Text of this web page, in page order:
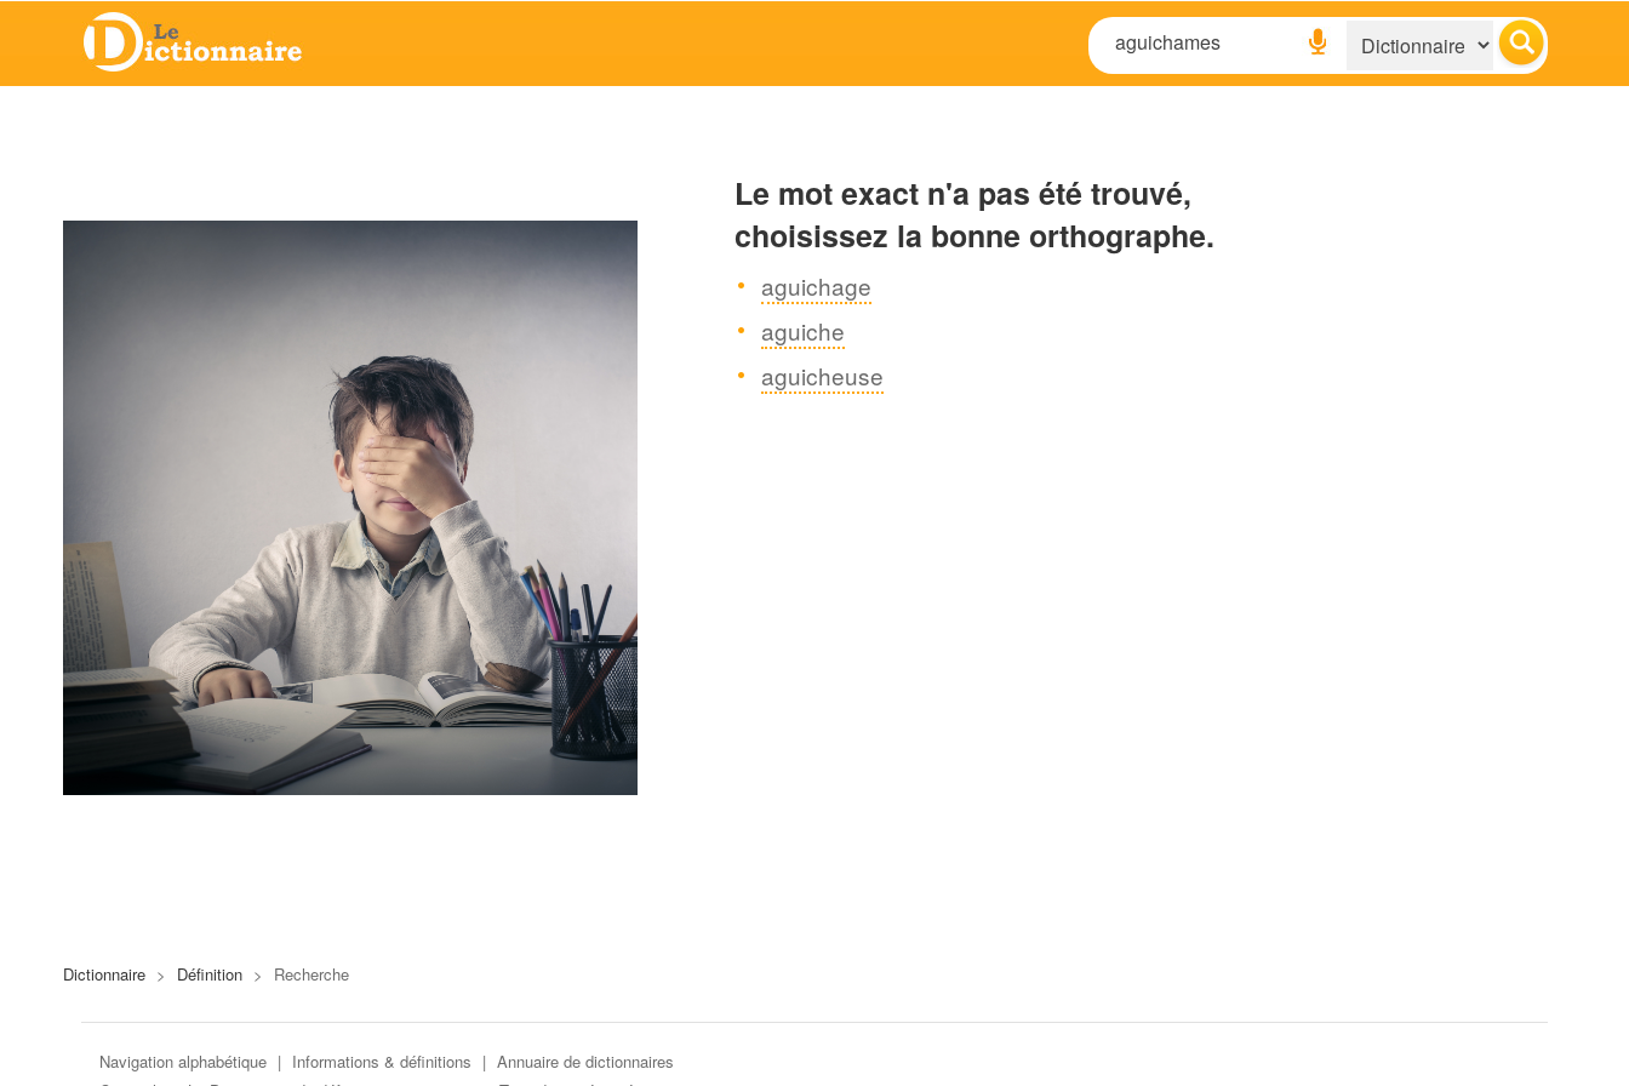
Le mot exact n'a pas été trouvé,
choisissez la bonne orthographe.
aguichage
aguiche
aguicheuse
Dictionnaire > Définition > Recherche
Navigation alphabétique | Informations & définitions | Annuaire de dictionnaires